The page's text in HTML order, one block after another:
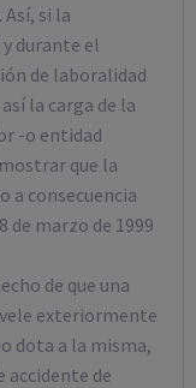
si la
durante el
de laboralidad
la carga de la
-o entidad
que la
a consecuencia
de marzo de 1999
de que una
exteriormente
dota a la misma,
accidente de